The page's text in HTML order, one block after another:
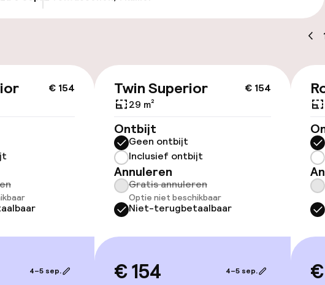
Voor toegankelijkheid
geoptimaliseerde kamers
kamers
€ 154
4–5 sep.
€ 154
Twin Superior
29 m²
Ontbijt
Geen ontbijt
Inclusief ontbijt
Annuleren
Gratis annuleren
Optie niet beschikbaar
Niet-terugbetaalbaar
€ 154 4–5 sep.